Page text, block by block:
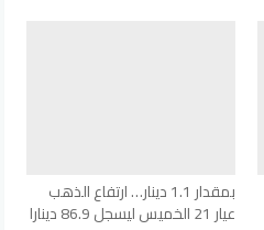
بمقدار 1.1 دينار… ارتفاع الذهب
عيار 21 الخميس ليسجل 86.9 دينارا